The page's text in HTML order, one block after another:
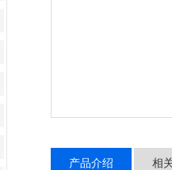
产品介绍 相